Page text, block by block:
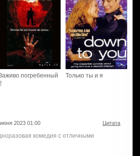
погребенный
Только ты и я
2023 01:00 Цитата
комедия с отличными